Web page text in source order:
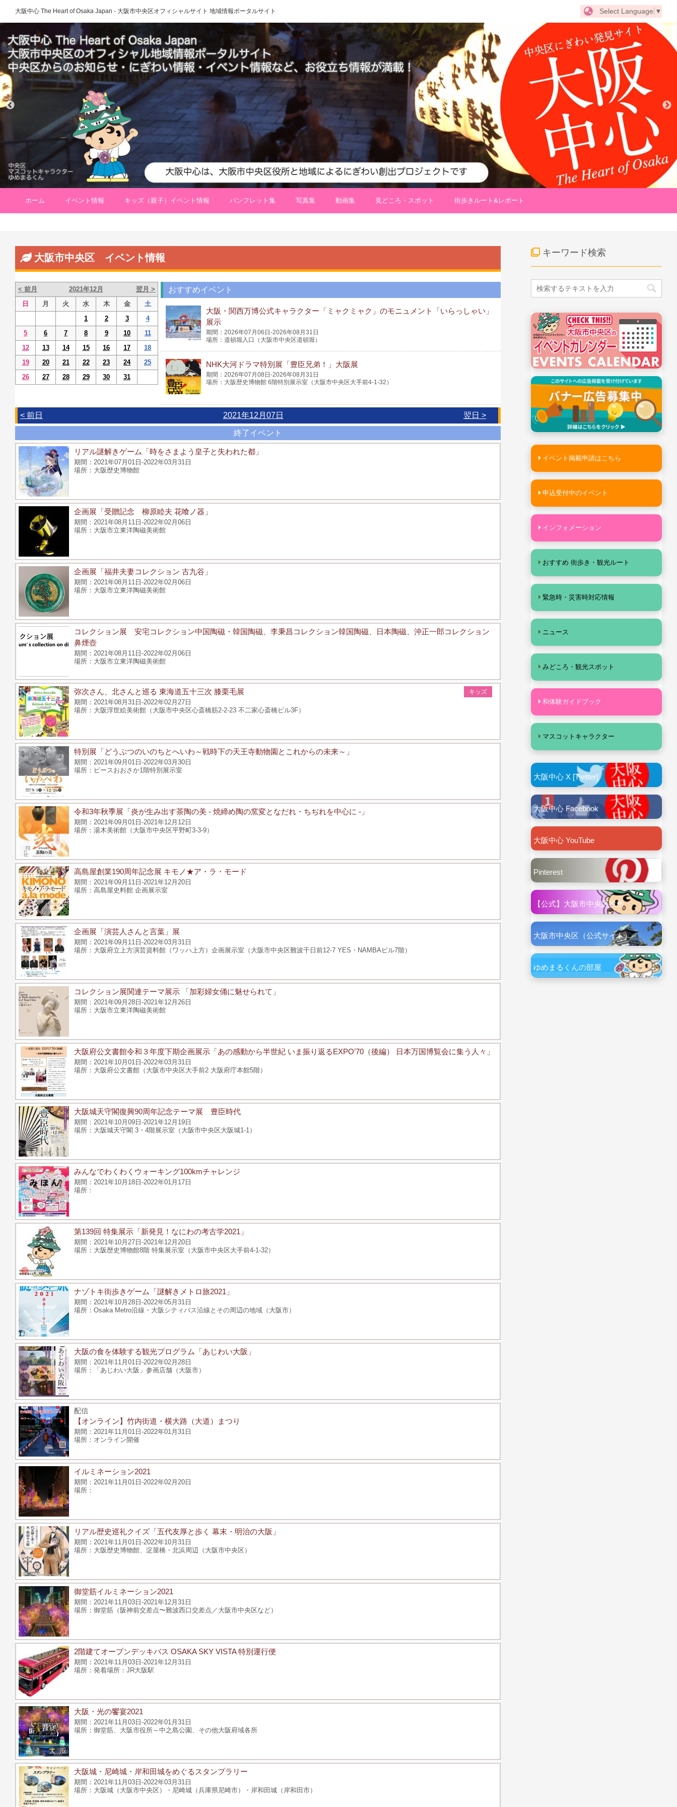
大阪中心 The Heart of Osaka Japan - 大阪市中央区オフィシャルサイト 地域情報ポータルサイト Select Language ▼
ホーム イベント情報 キッズ（親子）イベント情報 パンフレット集 写真集 動画集 見どころ・スポット 街歩きルート&レポート
大阪市中央区 イベント情報
< 前月 2021年12月
翌月 >
日
月 火 水 木 金
土
1
2 3
4
5
6 7 8 9 10
11
12
13 14 15 16 17
18
19
20 21 22 23 24
25
26
27 28 29 30 31
おすすめイベント
大阪・関西万博公式キャラクター「ミャクミャク」のモニュメント「いらっしゃい」
展示
2026年07月06日-2026年08月31日
道頓堀入口（大阪市中央区道頓堀）
NHK大河ドラマ特別展「豊臣兄弟！」大阪展
2026年07月08日-2026年08月31日
大阪歴史博物館 6階特別展示室（大阪市中央区大手前4-1-32）
< 前日 2021年12月07日 翌日 >
終了イベント
リアル謎解きゲーム「時をさまよう皇子と失われた都」
2021年07月01日-2022年03月31日
大阪歴史博物館
企画展「受贈記念 柳原睦夫 花喰ノ器」
2021年08月11日-2022年02月06日
大阪市立東洋陶磁美術館
企画展「福井夫妻コレクション 古九谷」
2021年08月11日-2022年02月06日
大阪市立東洋陶磁美術館
コレクション展 安宅コレクション中国陶磁・韓国陶磁、李秉昌コレクション韓国陶磁、日本陶磁、沖正一郎コレクション
鼻煙壺
2021年08月11日-2022年02月06日
大阪市立東洋陶磁美術館
キッズ
弥次さん、北さんと巡る 東海道五十三次 膝栗毛展
2021年08月31日-2022年02月27日
大阪浮世絵美術館（大阪市中央区心斎橋筋2-2-23 不二家心斎橋ビル3F）
特別展「どうぶつのいのちとへいわ～戦時下の天王寺動物園とこれからの未来～」
2021年09月01日-2022年03月30日
ピースおおさか1階特別展示室
令和3年秋季展「炎が生み出す茶陶の美 - 焼締め陶の窯変となだれ・ちぢれを中心に -」
2021年09月01日-2021年12月12日
湯木美術館（大阪市中央区平野町3-3-9）
高島屋創業190周年記念展 キモノ★ア・ラ・モード
2021年09月11日-2021年12月20日
高島屋史料館 企画展示室
企画展「演芸人さんと言葉」展
2021年09月11日-2022年03月31日
大阪府立上方演芸資料館（ワッハ上方）企画展示室（大阪市中央区難波千日前12-7 YES・NAMBAビル7階）
コレクション展関連テーマ展示 「加彩婦女俑に魅せられて」
2021年09月28日-2021年12月26日
大阪市立東洋陶磁美術館
大阪府公文書館令和３年度下期企画展示「あの感動から半世紀 いま振り返るEXPO’70（後編） 日本万国博覧会に集う人々」
2021年10月01日-2022年03月31日
大阪府公文書館（大阪市中央区大手前2 大阪府庁本館5階）
大阪城天守閣復興90周年記念テーマ展 豊臣時代
2021年10月09日-2021年12月19日
大阪城天守閣 3・4階展示室（大阪市中央区大阪城1-1）
みんなでわくわくウォーキング100kmチャレンジ
2021年10月18日-2022年01月17日
第139回 特集展示「新発見！なにわの考古学2021」
2021年10月27日-2021年12月20日
大阪歴史博物館8階 特集展示室（大阪市中央区大手前4-1-32）
ナゾトキ街歩きゲーム「謎解きメトロ旅2021」
2021年10月28日-2022年05月31日
Osaka Metro沿線・大阪シティバス沿線とその周辺の地域（大阪市）
大阪の食を体験する観光プログラム「あじわい大阪」
2021年11月01日-2022年02月28日
「あじわい大阪」参画店舗（大阪市）
配信
【オンライン】竹内街道・横大路（大道）まつり
2021年11月01日-2022年01月31日
オンライン開催
イルミネーション2021
2021年11月01日-2022年02月20日
リアル歴史巡礼クイズ「五代友厚と歩く 幕末・明治の大阪」
2021年11月01日-2022年10月31日
大阪歴史博物館、淀屋橋・北浜周辺（大阪市中央区）
御堂筋イルミネーション2021
2021年11月03日-2021年12月31日
御堂筋（阪神前交差点〜難波西口交差点／大阪市中央区など）
2階建てオープンデッキバス OSAKA SKY VISTA 特別運行便
2021年11月03日-2021年12月31日
発着場所：JR大阪駅
大阪・光の饗宴2021
2021年11月03日-2022年01月31日
御堂筋、大阪市役所～中之島公園、その他大阪府域各所
大阪城・尼崎城・岸和田城をめぐるスタンプラリー
2021年11月03日-2022年03月31日
大阪城（大阪市中央区）・尼崎城（兵庫県尼崎市）・岸和田城（岸和田市）
キーワード検索
イベント掲載申請はこちら
申込受付中のイベント
インフォメーション
おすすめ 街歩き・観光ルート
緊急時・災害時対応情報
ニュース
みどころ・観光スポット
和体験ガイドブック
マスコットキャラクター
大阪中心 X [Twitter]
大阪中心 Facebook
大阪中心 YouTube
Pinterest
【公式】大阪市中央区役所
大阪市中央区（公式サイト）
ゆめまるくんの部屋